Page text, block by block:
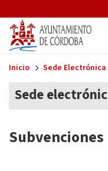
Inicio Sede Electrónica
Sede
Subvenciones